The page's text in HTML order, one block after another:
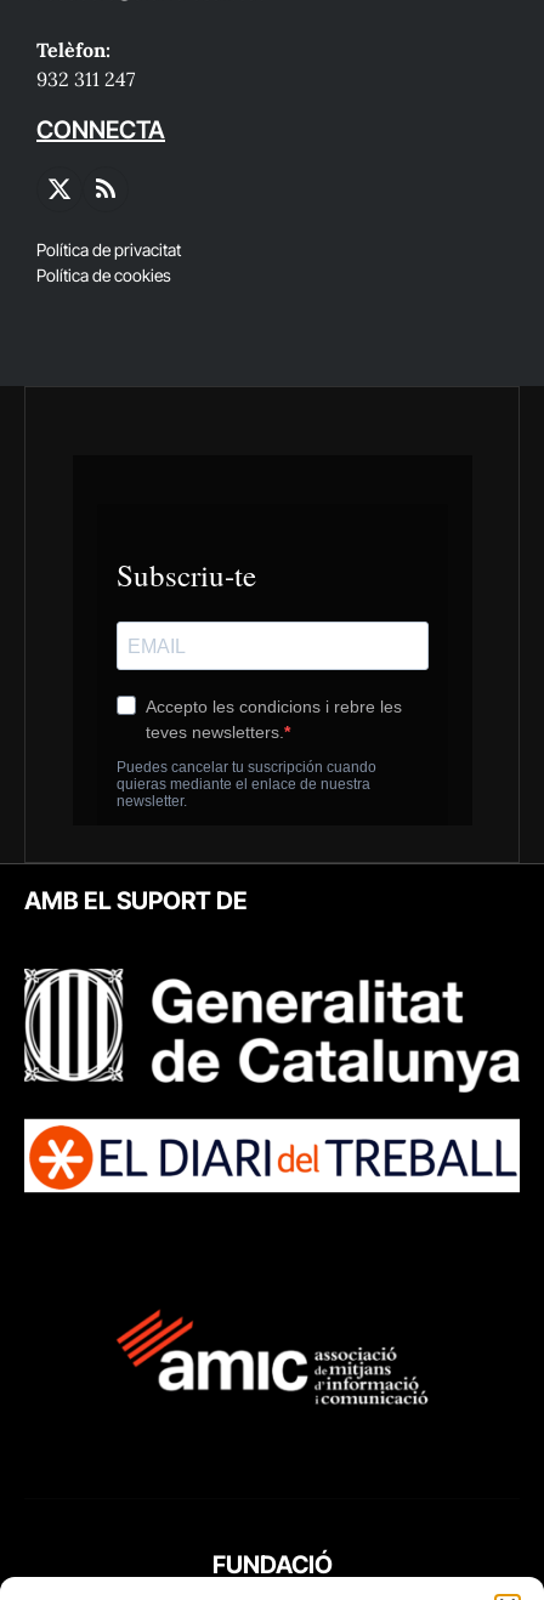
Telèfon:
932 311 247
CONNECTA
X
RSS
Política de privacitat
Política de cookies
AMB EL SUPORT DE
FUNDACIÓ